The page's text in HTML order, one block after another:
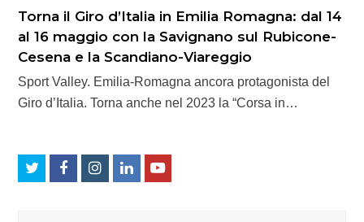
Torna il Giro d’Italia in Emilia Romagna: dal 14
al 16 maggio con la Savignano sul Rubicone-
Cesena e la Scandiano-Viareggio
Sport Valley. Emilia-Romagna ancora protagonista del
Giro d’Italia. Torna anche nel 2023 la “Corsa in…
TwitterFacebookInstagram
LinkedInYoutube